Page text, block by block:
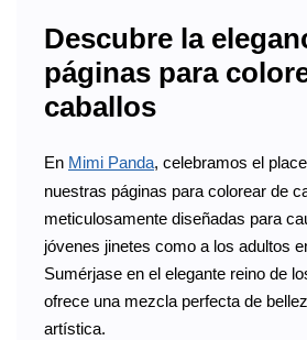
Descubre la
páginas para
caballos
En Mimi Panda, celebramos el
nuestras páginas para colorear de
meticulosamente diseñadas para
jóvenes jinetes como a los adultos
Sumérjase en el elegante reino de
ofrece una mezcla perfecta de
artística.